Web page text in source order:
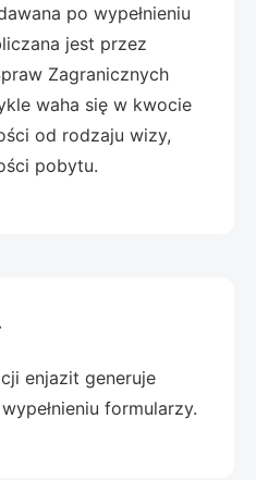
po wypełnieniu
jest przez
Zagranicznych
waha się w kwocie
od rodzaju wizy,
pobytu.
enjazit generuje
formularzy.